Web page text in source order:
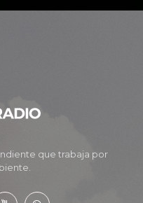
que trabaja por